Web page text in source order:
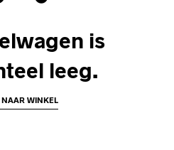
is
leeg.
NAAR WINKEL